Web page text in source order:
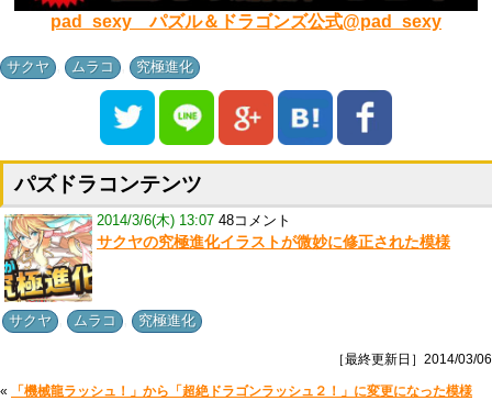
pad_sexy パズル＆ドラゴンズ公式@pad_sexy
サクヤ ムラコ 究極進化
パズドラコンテンツ
2014/3/6(木) 13:07 48コメント
サクヤの究極進化イラストが微妙に修正された模様
サクヤ ムラコ 究極進化
［最終更新日］2014/03/06
« 「機械龍ラッシュ！」から「超絶ドラゴンラッシュ２！」に変更になった模様